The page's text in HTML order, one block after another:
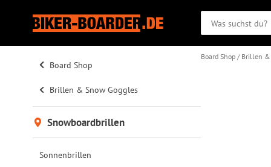
Board Shop
Brillen & Snow Goggles
Snowboardbrillen
Sonnenbrillen
Board Shop Brillen &